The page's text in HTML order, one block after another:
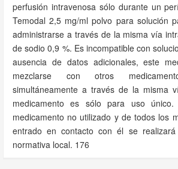
perfusión intravenosa sólo durante un
Temodal 2,5 mg/ml polvo para solución
administrarse a través de la misma vía
de sodio 0,9 %. Es incompatible con
ausencia de datos adicionales, este
mezclarse con otros
simultáneamente a través de la misma
medicamento es sólo para uso
medicamento no utilizado y de todos los
entrado en contacto con él se
normativa local. 176